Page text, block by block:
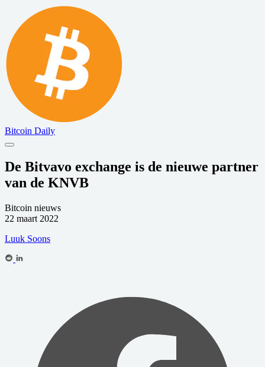
Bitcoin Daily
De Bitvavo exchange is de nieuwe partner
van de KNVB
Bitcoin nieuws
22 maart 2022
Luuk Soons